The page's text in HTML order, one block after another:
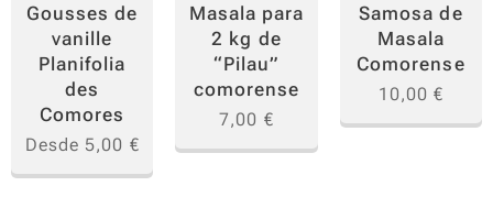
viaje
sensor
ial en
cada
bocad
Gousses de
vanille
Planifolia
des
Comores
Desde 5,00 €
Masala para
2 kg de
“Pilau”
comorense
7,00 €
Samosa de
Masala
Comorense
10,00 €